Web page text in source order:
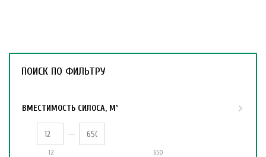
ПОИСК ПО ФИЛЬТРУ
ВМЕСТИМОСТЬ СИЛОСА, М³
12 650